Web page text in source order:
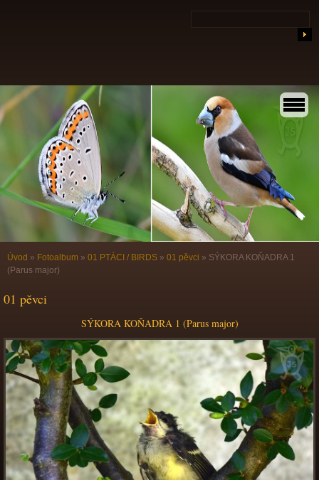
Úvod » Fotoalbum » 01 PTÁCI / BIRDS » 01 pěvci » SÝKORA KOŇADRA 1
(Parus major)
01 pěvci
SÝKORA KOŇADRA 1 (Parus major)